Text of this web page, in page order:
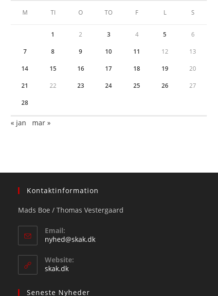
M TI O TO F L S
1 2 3 4 5 6
7 8 9 10 11 12 13
14 15 16 17 18 19 20
21 22 23 24 25 26 27
28
« jan mar »
Kontaktinformation
Mads Boe / Thomas Vestergaard
Email:
nyhed@skak.dkOpens
Website:
skak.dk
Seneste Nyheder